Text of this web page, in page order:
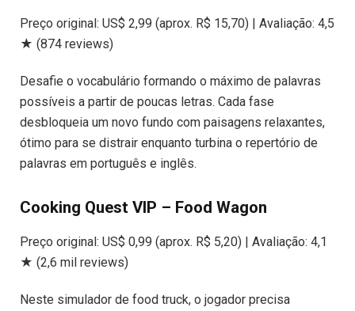
Preço original: US$ 2,99 (aprox. R$ 15,70) | Avaliação: 4,5
★ (874 reviews)
Desafie o vocabulário formando o máximo de palavras
possíveis a partir de poucas letras. Cada fase
desbloqueia um novo fundo com paisagens relaxantes,
ótimo para se distrair enquanto turbina o repertório de
palavras em português e inglês.
Cooking Quest VIP – Food Wagon
Preço original: US$ 0,99 (aprox. R$ 5,20) | Avaliação: 4,1
★ (2,6 mil reviews)
Neste simulador de food truck, o jogador precisa